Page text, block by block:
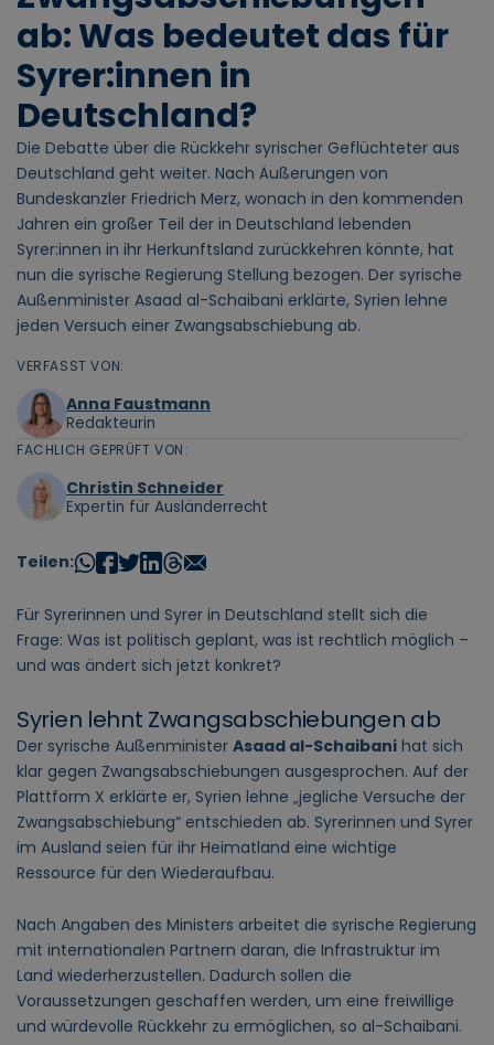
ab: Was bedeutet das für
Syrer:innen in
Deutschland?
Die Debatte über die Rückkehr syrischer Geflüchteter aus
Deutschland geht weiter. Nach Äußerungen von
Bundeskanzler Friedrich Merz, wonach in den kommenden
Jahren ein großer Teil der in Deutschland lebenden
Syrer:innen in ihr Herkunftsland zurückkehren könnte, hat
nun die syrische Regierung Stellung bezogen. Der syrische
Außenminister Asaad al-Schaibani erklärte, Syrien lehne
jeden Versuch einer Zwangsabschiebung ab.
VERFASST VON:
Anna Faustmann
Redakteurin
FACHLICH GEPRÜFT VON:
Christin Schneider
Expertin für Ausländerrecht
Teilen:
Für Syrerinnen und Syrer in Deutschland stellt sich die
Frage: Was ist politisch geplant, was ist rechtlich möglich –
und was ändert sich jetzt konkret?
Syrien lehnt Zwangsabschiebungen ab
Der syrische Außenminister Asaad al-Schaibani hat sich
klar gegen Zwangsabschiebungen ausgesprochen. Auf der
Plattform X erklärte er, Syrien lehne „jegliche Versuche der
Zwangsabschiebung“ entschieden ab. Syrerinnen und Syrer
im Ausland seien für ihr Heimatland eine wichtige
Ressource für den Wiederaufbau.
Nach Angaben des Ministers arbeitet die syrische Regierung
mit internationalen Partnern daran, die Infrastruktur im
Land wiederherzustellen. Dadurch sollen die
Voraussetzungen geschaffen werden, um eine freiwillige
und würdevolle Rückkehr zu ermöglichen, so al-Schaibani.